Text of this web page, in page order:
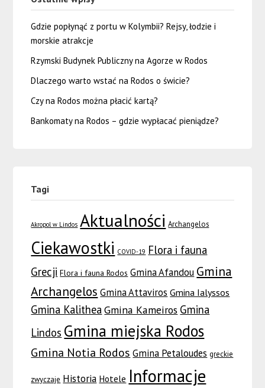
Gdzie popłynąć z portu w Kolymbii? Rejsy, łodzie i
morskie atrakcje
Rzymski Budynek Publiczny na Agorze w Rodos
Dlaczego warto wstać na Rodos o świcie?
Czy na Rodos można płacić kartą?
Bankomaty na Rodos – gdzie wypłacać pieniądze?
Tagi
Akropol w Lindos Aktualności Archangelos
Ciekawostki COVID-19 Flora i fauna
Grecji Flora i fauna Rodos Gmina Afandou Gmina
Archangelos Gmina Attaviros Gmina Ialyssos
Gmina KalitheaGmina Kameiros Gmina
Lindos Gmina miejska Rodos
Gmina Notia Rodos Gmina Petaloudes greckie
zwyczaje Historia Hotele Informacje